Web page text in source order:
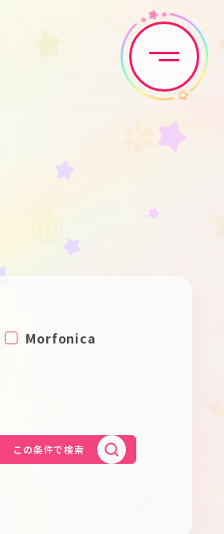
Discography
Anime
Morfonica
この条件で検索